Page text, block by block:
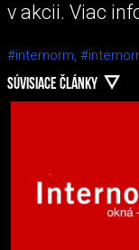
v akcii. Viac
#internorm,
SÚVISIACE ČLÁNKY